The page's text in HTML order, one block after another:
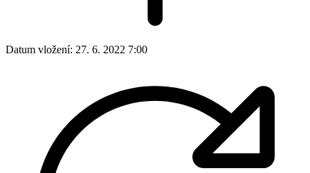
Datum vložení: 27. 6. 2022 7:00